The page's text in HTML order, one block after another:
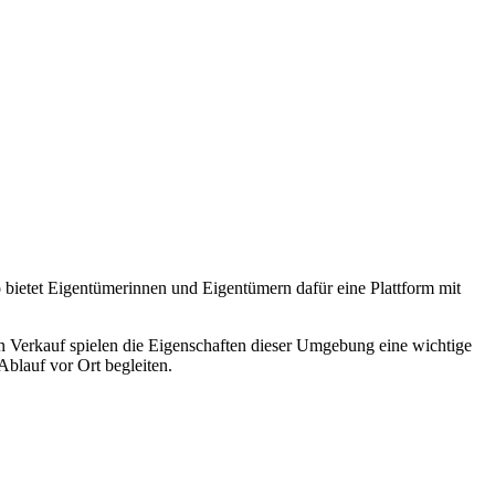
Eigentümerinnen und Eigentümern dafür eine Plattform mit
spielen die Eigenschaften dieser Umgebung eine wichtige
vor Ort begleiten.